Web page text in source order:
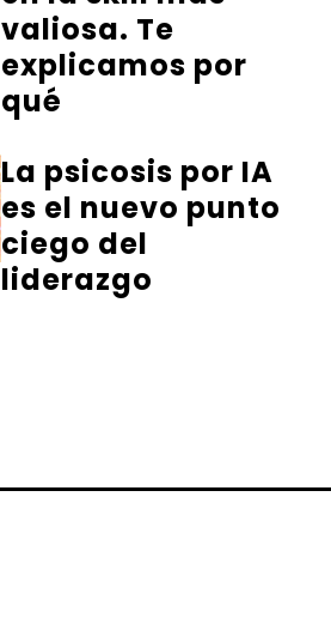
valiosa. Te
explicamos por
qué
La psicosis por IA
es el nuevo punto
ciego del
liderazgo